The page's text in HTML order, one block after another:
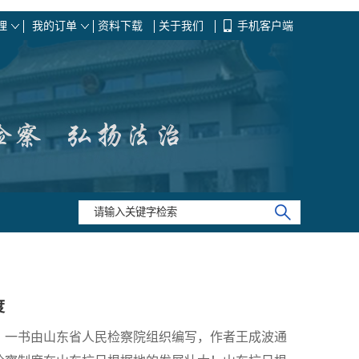
我的订单 资料下载 关于我们 手机客户端
书由山东省人民检察院组织编写，作者王成波通